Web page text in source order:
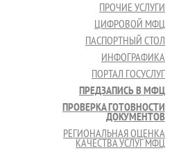
ПРОЧИЕ УСЛУГИ
ЦИФРОВОЙ МФЦ
ПАСПОРТНЫЙ СТОЛ
ИНФОГРАФИКА
ПОРТАЛ ГОСУСЛУГ
ПРЕДЗАПИСЬ В МФЦ
ПРОВЕРКА ГОТОВНОСТИ
ДОКУМЕНТОВ
РЕГИОНАЛЬНАЯ ОЦЕНКА
КАЧЕСТВА УСЛУГ МФЦ